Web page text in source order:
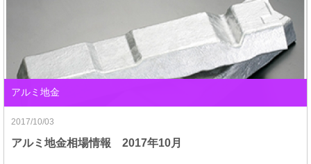
アルミ地金
2017/10/03
アルミ地金相場情報 2017年10月